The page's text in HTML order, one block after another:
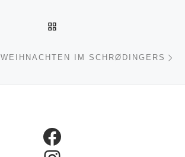
WEIHNACHTEN IM SCHRØDINGERS
Facebook